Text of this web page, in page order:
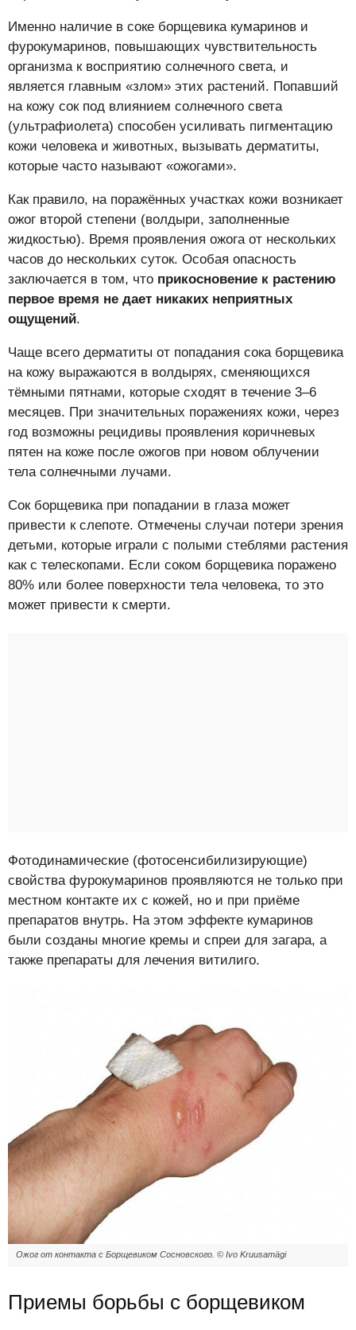
Именно наличие в соке борщевика кумаринов и
фурокумаринов, повышающих чувствительность
организма к восприятию солнечного света, и
является главным «злом» этих растений. Попавший
на кожу сок под влиянием солнечного света
(ультрафиолета) способен усиливать пигментацию
кожи человека и животных, вызывать дерматиты,
которые часто называют «ожогами».
Как правило, на поражённых участках кожи возникает
ожог второй степени (волдыри, заполненные
жидкостью). Время проявления ожога от нескольких
часов до нескольких суток. Особая опасность
заключается в том, что прикосновение к растению
первое время не дает никаких неприятных
ощущений.
Чаще всего дерматиты от попадания сока борщевика
на кожу выражаются в волдырях, сменяющихся
тёмными пятнами, которые сходят в течение 3–6
месяцев. При значительных поражениях кожи, через
год возможны рецидивы проявления коричневых
пятен на коже после ожогов при новом облучении
тела солнечными лучами.
Сок борщевика при попадании в глаза может
привести к слепоте. Отмечены случаи потери зрения
детьми, которые играли с полыми стеблями растения
как с телескопами. Если соком борщевика поражено
80% или более поверхности тела человека, то это
может привести к смерти.
Фотодинамические (фотосенсибилизирующие)
свойства фурокумаринов проявляются не только при
местном контакте их с кожей, но и при приёме
препаратов внутрь. На этом эффекте кумаринов
были созданы многие кремы и спреи для загара, а
также препараты для лечения витилиго.
Ожог от контакта с Борщевиком Сосновского. © Ivo Kruusamägi
Приемы борьбы с борщевиком